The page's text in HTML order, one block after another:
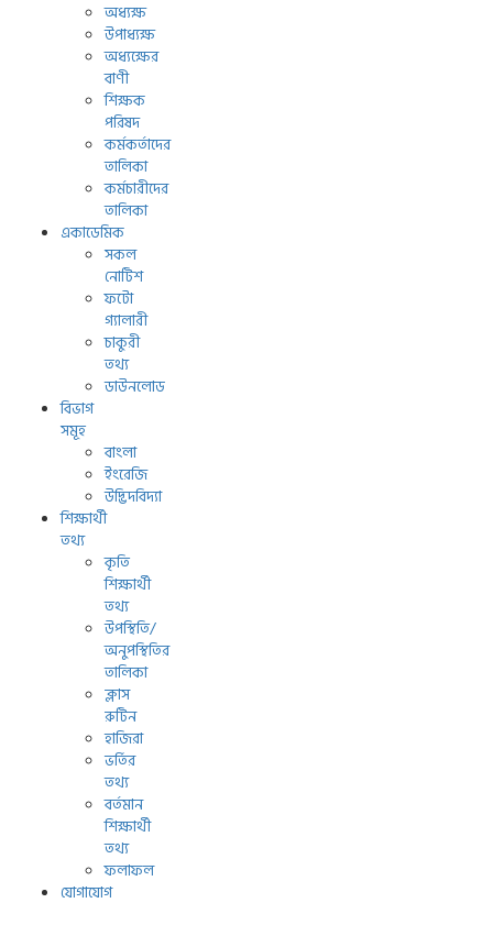
অধ্যক্ষ
উপাধ্যক্ষ
অধ্যক্ষের
বাণী
শিক্ষক
পরিষদ
কর্মকর্তাদের
তালিকা
কর্মচারীদের
তালিকা
একাডেমিক
সকল
নোটিশ
ফটো
গ্যালারী
চাকুরী
তথ্য
ডাউনলোড
বিভাগ
সমূহ
বাংলা
ইংরেজি
উদ্ভিদবিদ্যা
শিক্ষার্থী
তথ্য
কৃতি
শিক্ষার্থী
তথ্য
উপস্থিতি/
অনুপস্থিতির
তালিকা
ক্লাস
রুটিন
হাজিরা
ভর্তির
তথ্য
বর্তমান
শিক্ষার্থী
তথ্য
ফলাফল
যোগাযোগ